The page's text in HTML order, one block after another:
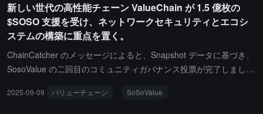
新しい世代の高性能チェーン ValueChain が 1.5 億枚の
$SOSO 支援を受け、ネットワークセキュリティとエコシ
ステムの構築に重点を置く。
ChainCatcher のメッセージによると、Snapshot データに基づき、
SosoValue の二回目のコミュニティガバナンス投票が完了しまし
枚の $SOSO トークンをアンロックすることに一致して支持してお
2025-09-09 バリューチェーン SoSoValue